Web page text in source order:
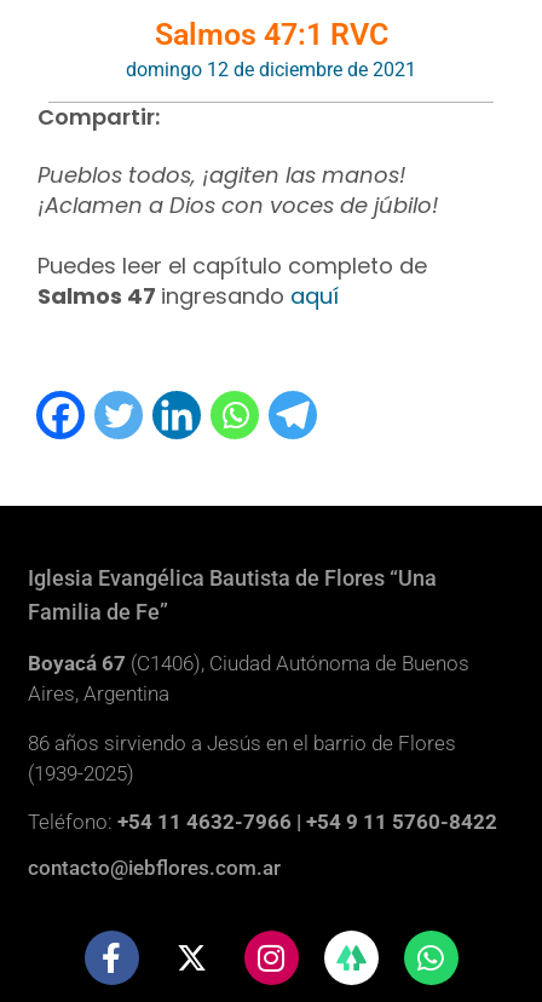
Salmos 47:1 RVC
domingo 12 de diciembre de 2021
Compartir:
Pueblos todos, ¡agiten las manos!
¡Aclamen a Dios con voces de júbilo!
Puedes leer el capítulo completo de
Salmos 47 ingresando aquí
Iglesia Evangélica Bautista de Flores “Una
Familia de Fe”
Boyacá 67 (C1406), Ciudad Autónoma de Buenos
Aires, Argentina
86 años sirviendo a Jesús en el barrio de Flores
(1939-2025)
Teléfono:+54 11 4632-7966 | +54 9 11 5760-8422
contacto@iebflores.com.ar
F
a
X
-
I
n
W
h